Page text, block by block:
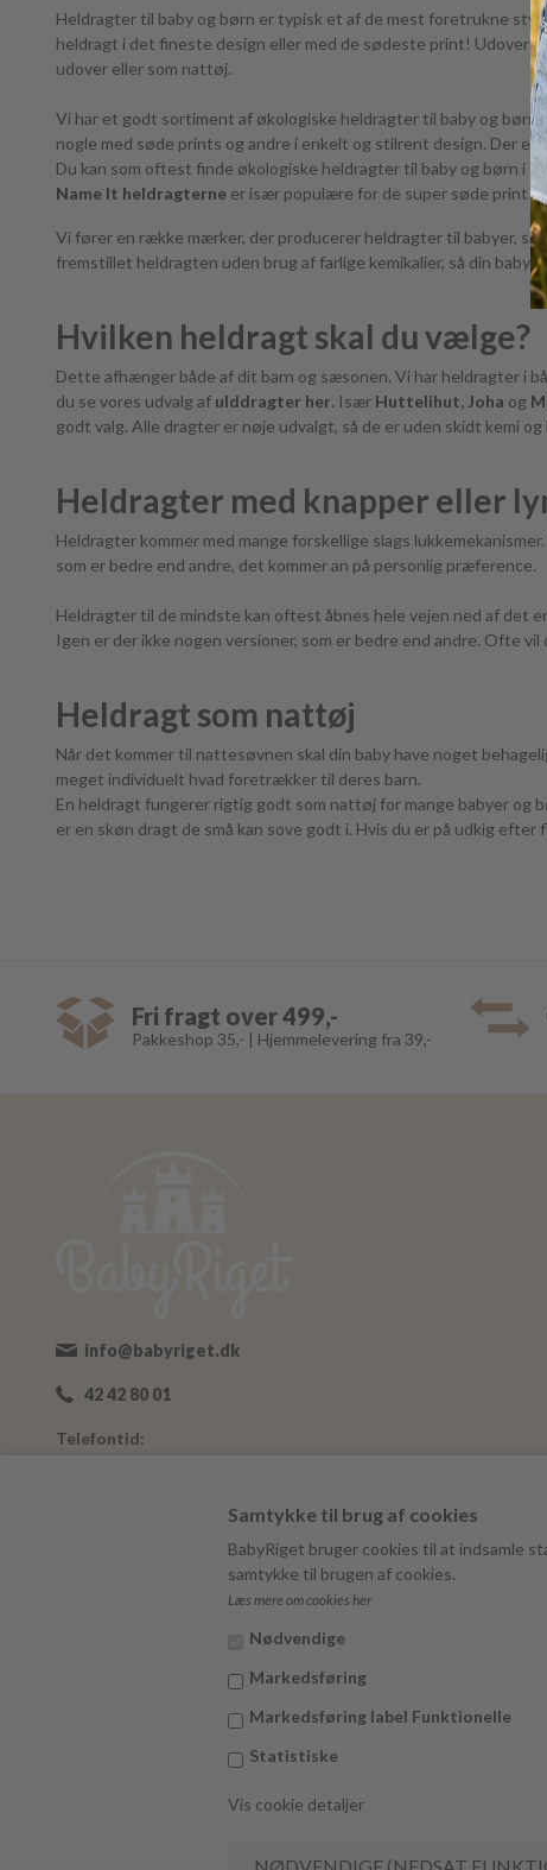
Samtykke til brug af cookies
BabyRiget bruger cookies til at indsamle
samtykke til brugen af cookies.
Læs mere om cookies her
Nødvendige
Markedsføring
Markedsføring label Funktionelle
Statistiske
Vis cookie detaljer
Heldragter til baby og børn er typisk et af de mest foretrukne
heldragt i det fineste design eller med de sødeste print! Udover
udover eller som nattøj.
Vi har et godt sortiment af økologiske heldragter til baby og børn
nogle med søde prints og andre i enkelt og stilrent design. Der er
Du kan som oftest finde økologiske heldragter til baby og børn i
Name It heldragterne er især populære for de super søde print
Vi fører en række mærker, der producerer heldragter til babyer,
fremstillet heldragten uden brug af farlige kemikalier, så din baby
Hvilken heldragt skal du vælge?
Dette afhænger både af dit barn og sæsonen. Vi har heldragter i
du se vores udvalg af ulddragter her. Især Huttelihut, Joha og
godt valg. Alle dragter er nøje udvalgt, så de er uden skidt kemi
Heldragter med knapper eller
Heldragter kommer med mange forskellige slags
som er bedre end andre, det kommer an på personlig præference.
Heldragter til de mindste kan oftest åbnes hele vejen ned af det
Igen er der ikke nogen versioner, som er bedre end andre. Ofte
Heldragt som nattøj
Når det kommer til nattesøvnen skal din baby have noget
meget individuelt hvad foretrækker til deres barn.
En heldragt fungerer rigtig godt som nattøj for mange babyer og
er en skøn dragt de små kan sove godt i. Hvis du er på udkig
Fri fragt over 499,-
Pakkeshop 35,- | Hjemmelevering fra 39,-
info@babyriget.dk
42 42 80 01
Telefontid: